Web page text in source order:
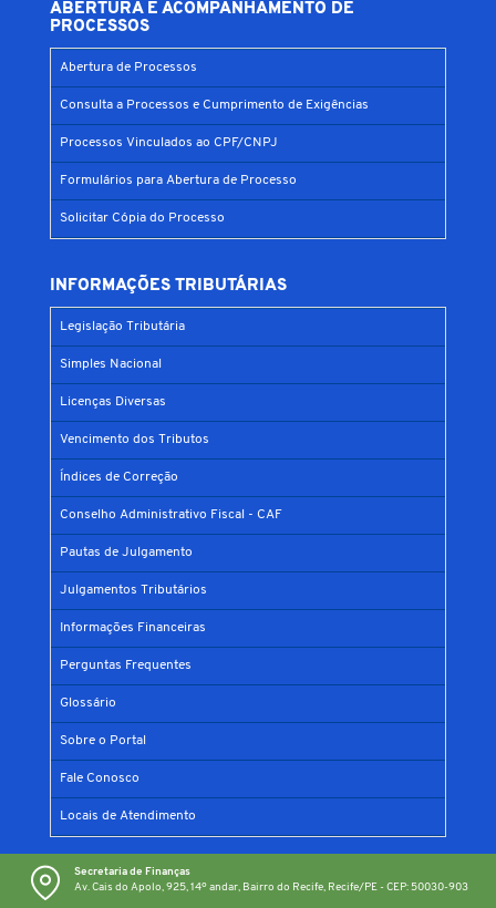
ABERTURA E ACOMPANHAMENTO DE
PROCESSOS
Abertura de Processos
Consulta a Processos e Cumprimento de Exigências
Processos Vinculados ao CPF/CNPJ
Formulários para Abertura de Processo
Solicitar Cópia do Processo
INFORMAÇÕES TRIBUTÁRIAS
Legislação Tributária
Simples Nacional
Licenças Diversas
Vencimento dos Tributos
Índices de Correção
Conselho Administrativo Fiscal - CAF
Pautas de Julgamento
Julgamentos Tributários
Informações Financeiras
Perguntas Frequentes
Glossário
Sobre o Portal
Fale Conosco
Locais de Atendimento
Secretaria de Finanças
Av. Cais do Apolo, 925, 14º andar, Bairro do Recife, Recife/PE - CEP: 50030-903